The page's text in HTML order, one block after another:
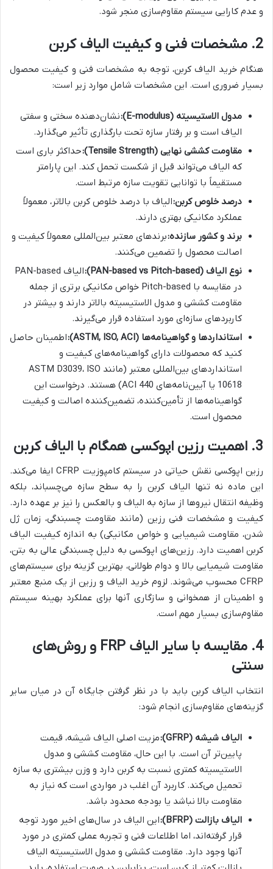
و عدم کارایی سیستم مقاوم‌سازی منجر شود.
2. مشخصات فنی و کیفیت الیاف کربن
هنگام خرید الیاف کربن، توجه به مشخصات فنی و کیفیت محصول
بسیار ضروری است. این مشخصات شامل موارد زیر است:
مدول الاستیسیته (E-modulus):
نشان‌دهنده سختی و سفتی
الیاف است و بر رفتار سازه تحت بارگذاری تأثیر می‌گذارد.
مقاومت کششی نهایی (Tensile Strength):
حداکثر باری است
که الیاف می‌تواند قبل از شکست تحمل کند. این پارامتر
مستقیماً با توانایی تقویت سازه مرتبط است.
درصد خلوص کربن:الیاف با درصد خلوص کربن بالاتر، معمولاً
عملکرد مکانیکی بهتری دارند.
برند و کشور سازنده:برندهای معتبر بین‌المللی معمولاً کیفیت و
اصالت محصول را تضمین می‌کنند.
نوع الیاف (PAN-based vs Pitch-based):
الیاف PAN-based
در مقایسه با Pitch-based خواص مکانیکی برتری از جمله
مقاومت کششی و مدول الاستیسیته بالاتر دارند و بیشتر در
کاربردهای سازه‌ای مورد استفاده قرار می‌گیرند.
استانداردها و گواهینامه‌ها (ASTM, ISO, ACI):
اطمینان حاصل
کنید که محصولات دارای گواهینامه‌های کیفیت و
استانداردهای بین‌المللی معتبر (مانند ASTM D3039، ISO
10618 یا آیین‌نامه‌های ACI 440) هستند. درخواست این
گواهینامه‌ها از تأمین‌کننده، تضمین‌کننده اصالت و کیفیت
محصول است.
3. اهمیت رزین اپوکسی همگام با الیاف کربن
رزین اپوکسی نقش حیاتی در سیستم کامپوزیت CFRP ایفا می‌کند.
این ماده نه تنها الیاف کربن را به سطح سازه می‌چسباند، بلکه
وظیفه انتقال نیروها از سازه به الیاف و بالعکس را نیز بر عهده دارد.
کیفیت و مشخصات فنی رزین (مانند مقاومت چسبندگی، زمان ژل
شدن، مقاومت شیمیایی و خواص مکانیکی) به اندازه کیفیت الیاف
کربن اهمیت دارد. رزین‌های اپوکسی به دلیل چسبندگی عالی به بتن،
مقاومت شیمیایی بالا و دوام طولانی، بهترین گزینه برای سیستم‌های
CFRP محسوب می‌شوند. لزوم خرید الیاف و رزین از یک منبع معتبر
و اطمینان از همخوانی و سازگاری آنها برای عملکرد بهینه سیستم
مقاوم‌سازی بسیار مهم است.
4. مقایسه با سایر الیاف FRP و روش‌های
سنتی
انتخاب الیاف کربن باید با در نظر گرفتن جایگاه آن در میان سایر
گزینه‌های مقاوم‌سازی انجام شود:
الیاف شیشه (GFRP):
مزیت اصلی الیاف شیشه، قیمت
پایین‌تر آن است. با این حال، مقاومت کششی و مدول
الاستیسیته کمتری نسبت به کربن دارد و وزن بیشتری به سازه
تحمیل می‌کند. کاربرد آن اغلب در مواردی است که نیاز به
مقاومت بالا نباشد یا بودجه محدود باشد.
الیاف بازالت (BFRP):
این الیاف در سال‌های اخیر مورد توجه
قرار گرفته‌اند، اما اطلاعات فنی و تجربه عملی کمتری در مورد
آنها وجود دارد. مقاومت کششی و مدول الاستیسیته الیاف